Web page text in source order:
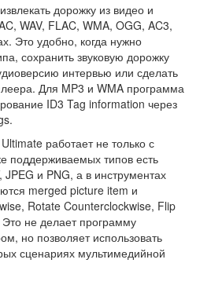
дорожку из видео и
WAV, FLAC, WMA, OGG, AC3,
Это удобно, когда нужно
сохранить звуковую дорожку
интервью или сделать
Для MP3 и WMA программа
ID3 Tag information через
работает не только с
поддерживаемых типов есть
JPEG и PNG, а в инструментах
merged picture item и
Rotate Counterclockwise, Flip
не делает программу
но позволяет использовать
сценариях мультимедийной